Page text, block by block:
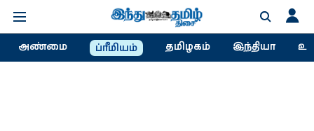
அண்மை ப்ரீமியம் தமிழகம் இந்தியா